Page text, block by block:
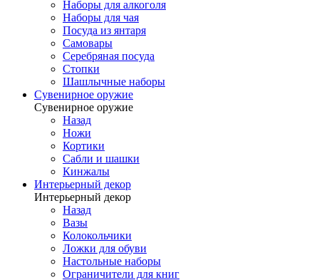
Наборы для алкоголя
Наборы для чая
Посуда из янтаря
Самовары
Серебряная посуда
Стопки
Шашлычные наборы
Сувенирное оружие
Сувенирное оружие
Назад
Ножи
Кортики
Сабли и шашки
Кинжалы
Интерьерный декор
Интерьерный декор
Назад
Вазы
Колокольчики
Ложки для обуви
Настольные наборы
Ограничители для книг